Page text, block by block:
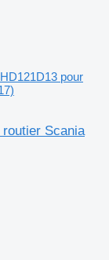
pour
Scania